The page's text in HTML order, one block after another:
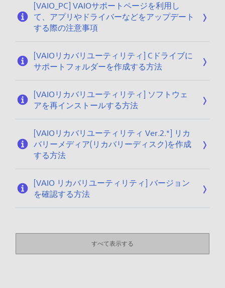
[VAIO_PC] VAIOサポートページを利用し
て、アプリやドライバーなどをアップデート
する際の注意事項
[VAIOリカバリユーティリティ] Cドライブに
サポートフォルダーを作成する方法
[VAIOリカバリユーティリティ] ソフトウェ
アを再インストールする方法
[VAIOリカバリユーティリティ Ver.2.*] リカ
バリーメディア(リカバリーディスク)を作成
する方法
[VAIO リカバリユーティリティ] バージョン
を確認する方法
すべて表示する